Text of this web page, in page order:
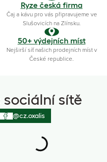
Ryze česká firma
Čaj a kávu pro vás připravujeme ve
Slušovicích na Zlínsku.
50+ výdejních míst
Nejširší síť našich prodejních míst v
České republice.
sociální sítě
@cz.oxalis